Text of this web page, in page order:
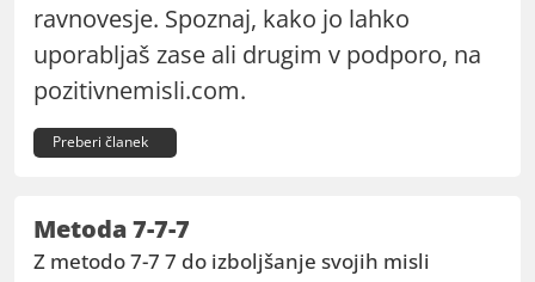
ravnovesje. Spoznaj, kako jo lahko
uporabljaš zase ali drugim v podporo, na
pozitivnemisli.com.
Preberi članek
Metoda 7-7-7
Z metodo 7-7 7 do izboljšanje svojih misli